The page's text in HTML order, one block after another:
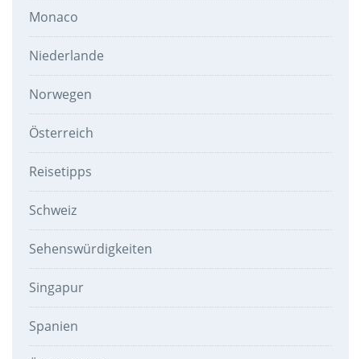
Monaco
Niederlande
Norwegen
Österreich
Reisetipps
Schweiz
Sehenswürdigkeiten
Singapur
Spanien